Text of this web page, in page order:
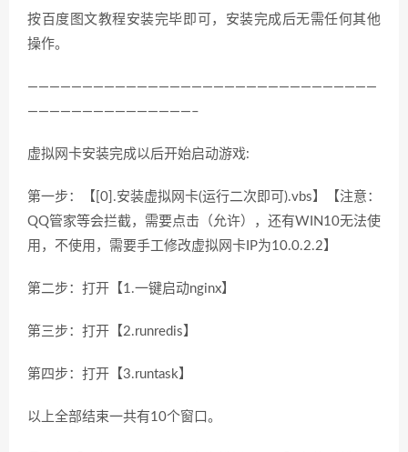
按百度图文教程安装完毕即可，安装完成后无需任何其他
操作。
————————————————————————————————
———————————————–
虚拟网卡安装完成以后开始启动游戏:
第一步：【[0].安装虚拟网卡(运行二次即可).vbs】【注意：
QQ管家等会拦截，需要点击（允许），还有WIN10无法使
用，不使用，需要手工修改虚拟网卡IP为10.0.2.2】
第二步：打开【1.一键启动nginx】
第三步：打开【2.runredis】
第四步：打开【3.runtask】
以上全部结束一共有10个窗口。